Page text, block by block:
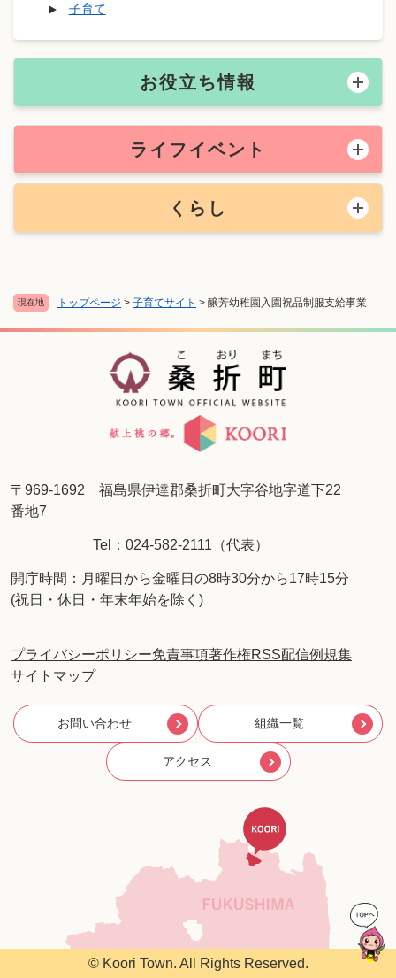
現在地 トップページ > 子育てサイト > 醸芳幼稚園入園祝品制服支給事業
子育て
お役立ち情報
ライフイベント
くらし
〒969-1692 福島県伊達郡桑折町大字谷地字道下22
番地7
Tel：024-582-2111（代表）
開庁時間：月曜日から金曜日の8時30分から17時15分
(祝日・休日・年末年始を除く)
プライバシーポリシー免責事項著作権RSS配信例規集
サイトマップ
お問い合わせ 組織一覧
アクセス
© Koori Town. All Rights Reserved.